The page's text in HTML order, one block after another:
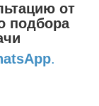
от
подбора
.